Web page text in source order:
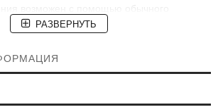
возможен с помощью обычного
или телевизора, а также через
IP-видеорегистратор
РАЗВЕРНУТЬ